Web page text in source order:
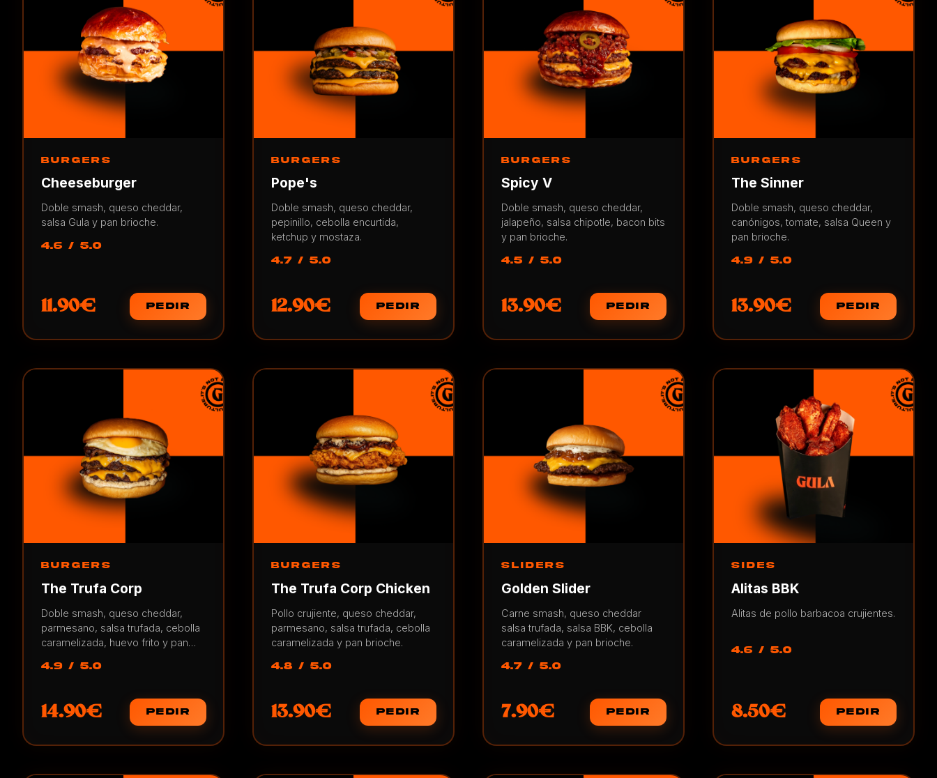
BURGERS
Cheeseburger
Doble smash, queso cheddar,
salsa Gula y pan brioche.
4.6 / 5.0
11.90€ PEDIR
BURGERS
Pope's
Doble smash, queso cheddar,
pepinillo, cebolla encurtida,
ketchup y mostaza.
4.7 / 5.0
12.90€ PEDIR
BURGERS
Spicy V
Doble smash, queso cheddar,
jalapeño, salsa chipotle, bacon bits
y pan brioche.
4.5 / 5.0
13.90€ PEDIR
BURGERS
The Sinner
Doble smash, queso cheddar,
canónigos, tomate, salsa Queen y
pan brioche.
4.9 / 5.0
13.90€ PEDIR
BURGERS
The Trufa Corp
Doble smash, queso cheddar,
parmesano, salsa trufada, cebolla
caramelizada, huevo frito y pan
4.9 / 5.0
14.90€ PEDIR
BURGERS
The Trufa Corp Chicken
Pollo crujiente, queso cheddar,
parmesano, salsa trufada, cebolla
caramelizada y pan brioche.
4.8 / 5.0
13.90€ PEDIR
SLIDERS
Golden Slider
Carne smash, queso cheddar
salsa trufada, salsa BBK, cebolla
caramelizada y pan brioche.
4.7 / 5.0
7.90€ PEDIR
SIDES
Alitas BBK
Alitas de pollo barbacoa crujientes.
4.6 / 5.0
8.50€ PEDIR